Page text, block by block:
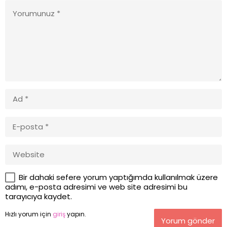
Bir dahaki sefere yorum yaptığımda kullanılmak üzere
adımı, e-posta adresimi ve web site adresimi bu
tarayıcıya kaydet.
Hızlı yorum için girişyapın.
Yorum gönder